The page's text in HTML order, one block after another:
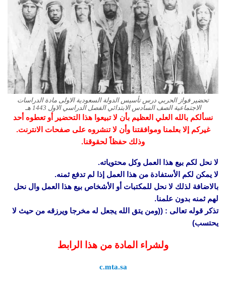
تحضير فواز الحربي درس تأسيس الدولة السعودية الاولى مادة الدراسات
الاجتماعية الصف السادس الابتدائي الفصل الدراسي الاول 1443 هـ
نسألكم بالله العلي العظيم بأن لا تبيعوا هذا التحضير أو تعطوه أحد
غيركم إلا بعلمنا وموافقتنا وأن لا تنشروه على صفحات الانترنت.
وذلك حفظاً لحقوقنا.
لا نحل لكم بيع هذا العمل وكل محتوياته.
لا يمكن لكم الأستفادة من هذا العمل إذا لم تدفع ثمنه.
بالاضافة لذلك لا نحل للمكتبات أو الأشخاص بيع هذا العمل وال نحل
لهم ثمنه بدون علمنا.
تذكر قوله تعالى : ((ومن يتق الله يجعل له مخرجا ويرزقه من حيث لا
يحتسب)
ولشراء المادة من هذا الرابط
c.mta.sa